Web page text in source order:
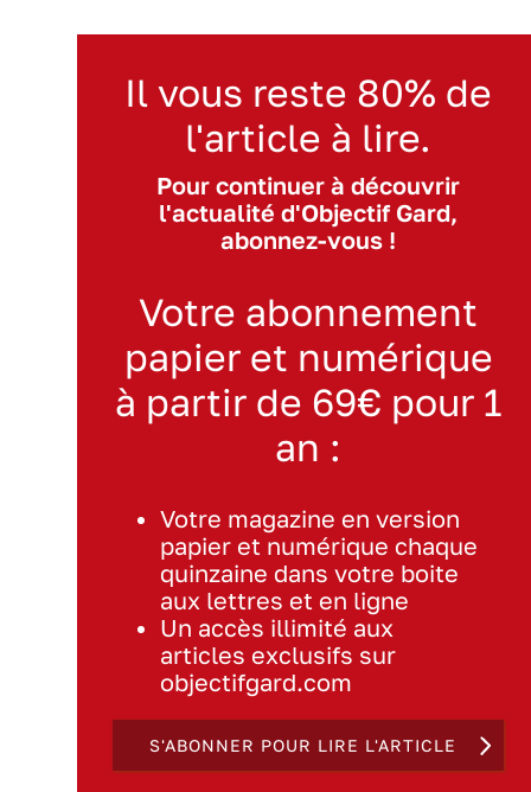
Il vous reste 80% de
l'article à lire.
Pour continuer à découvrir
l'actualité d'Objectif Gard,
abonnez-vous !
Votre abonnement
papier et numérique
à partir de 69€ pour 1
an :
Votre magazine en version
papier et numérique chaque
quinzaine dans votre boite
aux lettres et en ligne
Un accès illimité aux
articles exclusifs sur
objectifgard.com
S'ABONNER POUR LIRE L'ARTICLE